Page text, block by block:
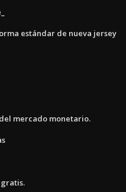
estándar de nueva jersey
mercado monetario.